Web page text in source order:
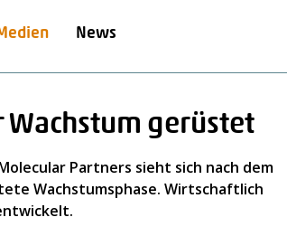
News
Wachstum gerüstet
Partners sieht sich nach dem
Wachstumsphase. Wirtschaftlich